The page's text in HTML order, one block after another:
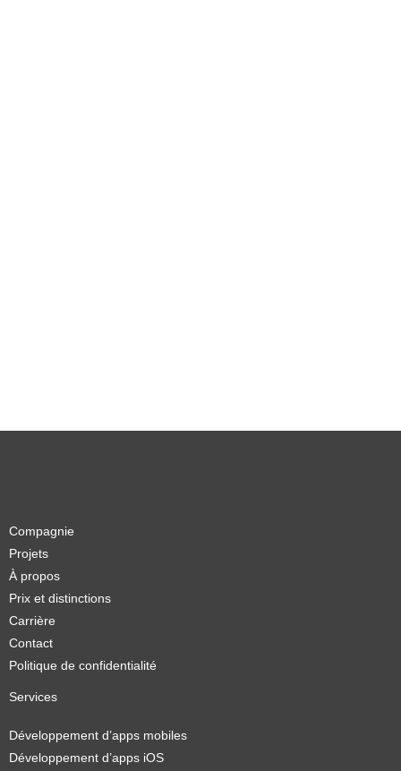
Compagnie
Projets
À propos
Prix et distinctions
Carrière
Contact
Politique de confidentialité
Services
Développement d’apps mobiles
Développement d’apps iOS